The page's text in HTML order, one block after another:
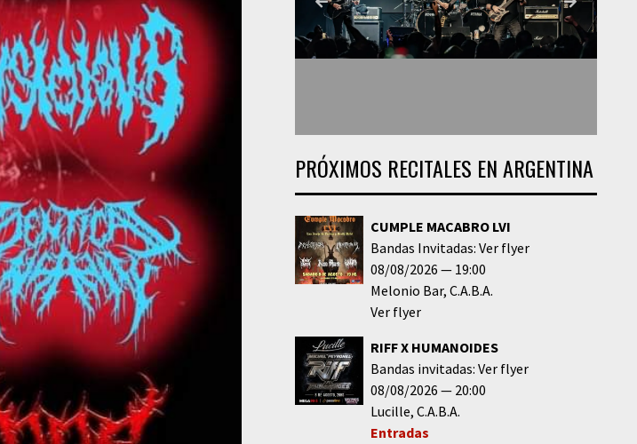
PRÓXIMOS RECITALES EN ARGENTINA
CUMPLE MACABRO LVI
Bandas Invitadas: Ver flyer
08/08/2026
19:00
Melonio Bar C.A.B.A.
Ver flyer
RIFF X HUMANOIDES
Bandas invitadas: Ver flyer
08/08/2026
20:00
Lucille C.A.B.A.
Entradas